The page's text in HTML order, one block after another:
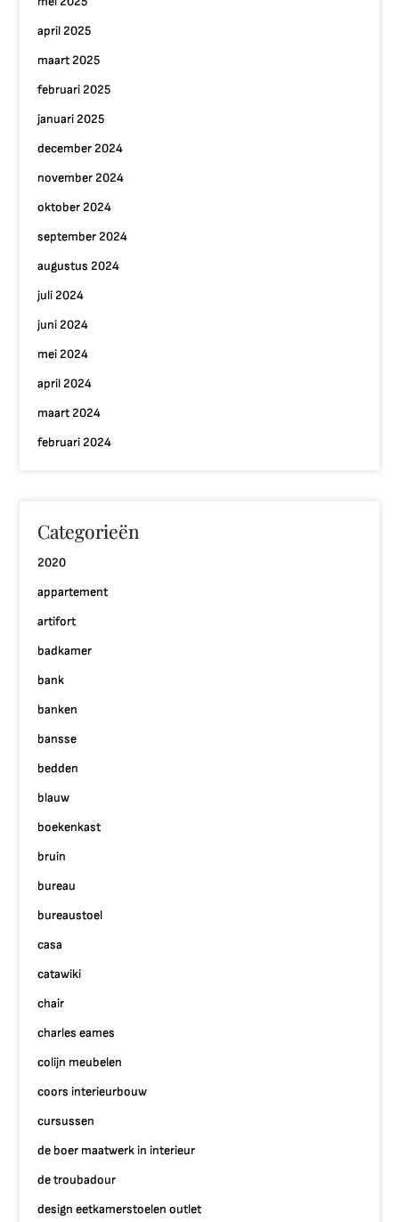
april 2025
maart 2025
februari 2025
januari 2025
december 2024
november 2024
oktober 2024
september 2024
augustus 2024
juli 2024
juni 2024
mei 2024
april 2024
maart 2024
februari 2024
Categorieën
2020
appartement
artifort
badkamer
bank
banken
bansse
bedden
blauw
boekenkast
bruin
bureau
bureaustoel
casa
catawiki
chair
charles eames
colijn meubelen
coors interieurbouw
cursussen
de boer maatwerk in interieur
de troubadour
design eetkamerstoelen outlet